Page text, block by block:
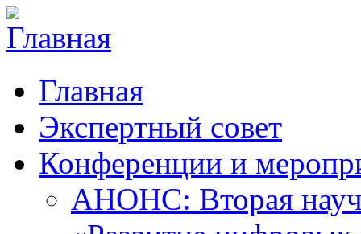
Главная
Экспертный совет
Конференции и
АНОНС: Вторая